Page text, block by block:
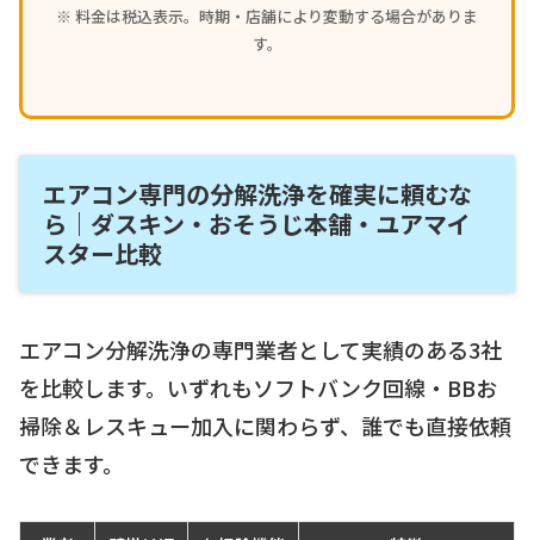
※ 料金は税込表示。時期・店舗により変動する場合がありま
す。
エアコン専門の分解洗浄を確実に頼むな
ら｜ダスキン・おそうじ本舗・ユアマイ
スター比較
エアコン分解洗浄の専門業者として実績のある3社
を比較します。いずれもソフトバンク回線・BBお
掃除＆レスキュー加入に関わらず、誰でも直接依頼
できます。